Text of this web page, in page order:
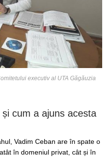
executiv al UTA Găgăuzia
cum a ajuns acesta
Vadim Ceban are în spate o
în domeniul privat, cât și în